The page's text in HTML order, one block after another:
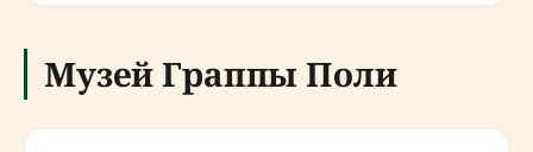
Музей Граппы Поли